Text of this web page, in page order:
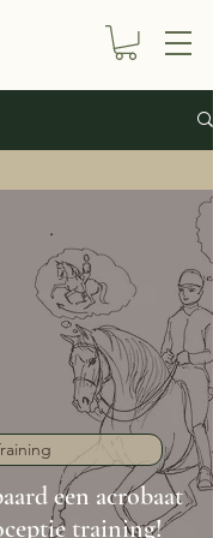
een acrobaat
training!